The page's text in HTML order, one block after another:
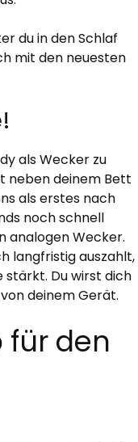
du in den Schlaf
mit den neuesten
als Wecker zu
neben deinem Bett
als erstes nach
noch schnell
analogen Wecker.
langfristig auszahlt,
stärkt. Du wirst dich
deinem Gerät.
für den